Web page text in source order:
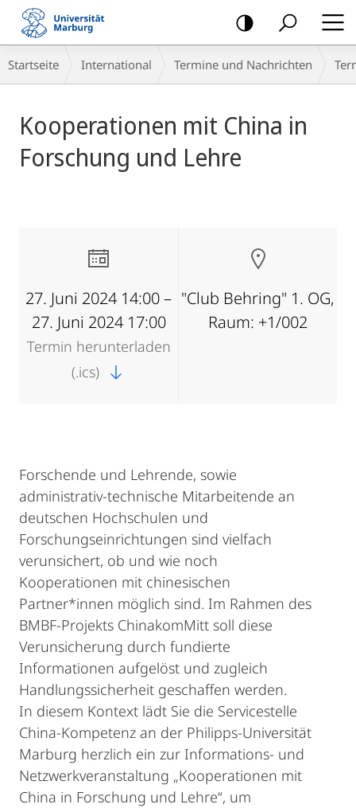
Mobile-
Navigation
Breadcrumb-
Navigation
Startseite International Termine und Nachrichten
Kooperationen mit China in
Forschung und Lehre
27. Juni 2024 14:00 –
27. Juni 2024 17:00
Termin herunterladen
(.ics)
"Club Behring" 1. OG,
Raum: +1/002
Forschende und Lehrende, sowie
administrativ-technische Mitarbeitende an
deutschen Hochschulen und
Forschungseinrichtungen sind vielfach
verunsichert, ob und wie noch
Kooperationen mit chinesischen
Partner*innen möglich sind. Im Rahmen des
BMBF-Projekts ChinakomMitt soll diese
Verunsicherung durch fundierte
Informationen aufgelöst und zugleich
Handlungssicherheit geschaffen werden.
In diesem Kontext lädt Sie die Servicestelle
China-Kompetenz an der Philipps-Universität
Marburg herzlich ein zur Informations- und
Netzwerkveranstaltung „Kooperationen mit
China in Forschung und Lehre“, um